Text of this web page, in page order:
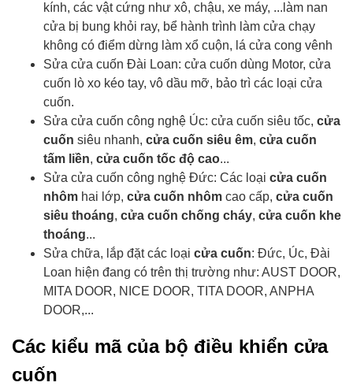
kính, các vật cứng như xô, chậu, xe máy, ...làm nan
cửa bị bung khỏi ray, bể hành trình làm cửa chạy
không có điểm dừng làm xổ cuộn, lá cửa cong vênh
Sửa cửa cuốn Đài Loan: cửa cuốn dùng Motor, cửa
cuốn lò xo kéo tay, vô dầu mỡ, bảo trì các loại cửa
cuốn.
Sửa cửa cuốn công nghệ Úc: cửa cuốn siêu tốc, cửa
cuốn siêu nhanh, cửa cuốn siêu êm, cửa cuốn
tấm liền, cửa cuốn tốc độ cao...
Sửa cửa cuốn công nghệ Đức: Các loại cửa cuốn
nhôm hai lớp, cửa cuốn nhôm cao cấp, cửa cuốn
siêu thoáng, cửa cuốn chống cháy, cửa cuốn khe
thoáng...
Sửa chữa, lắp đặt các loại cửa cuốn: Đức, Úc, Đài
Loan hiện đang có trên thị trường như: AUST DOOR,
MITA DOOR, NICE DOOR, TITA DOOR, ANPHA
DOOR,...
Các kiểu mã của bộ điều khiển cửa
cuốn